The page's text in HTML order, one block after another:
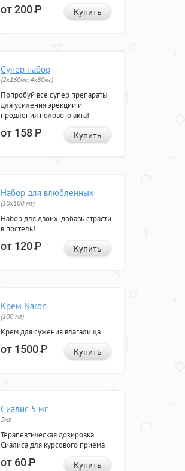
от 200Р Купить
Супер набор
(2х160мг, 4х80мг)
Попробуй все супер препараты
для усиления эрекции и
продления полового акта!
от 158Р Купить
Набор для влюбленных
(10х100 мг)
Набор для двоих, добавь страсти
в постель!
от 120Р Купить
Крем Naron
(100 мг)
Крем для сужения влагалища
от 1500Р Купить
Сиалис 5 мг
5мг
Терапевтическая дозировка
Сиалиса для курсового приема
от 60Р Купить